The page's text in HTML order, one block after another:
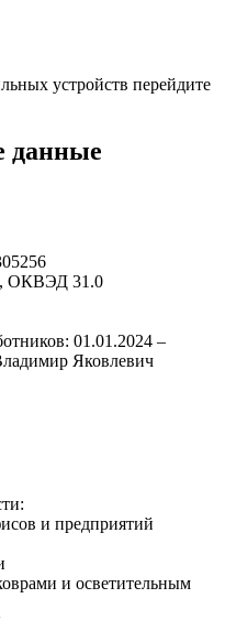
устройств перейдите
данные
ОКВЭД 31.0
01.01.2024 –
Яковлевич
и предприятий
и осветительным